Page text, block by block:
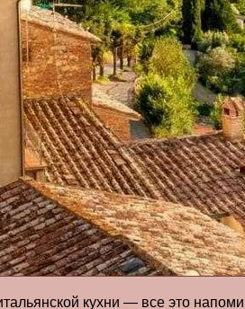
кухни — все это